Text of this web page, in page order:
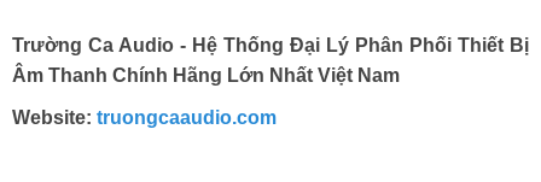
Trường Ca Audio - Hệ Thống Đại Lý Phân Phối Thiết Bị
Âm Thanh Chính Hãng Lớn Nhất Việt Nam
Website: truongcaaudio.com